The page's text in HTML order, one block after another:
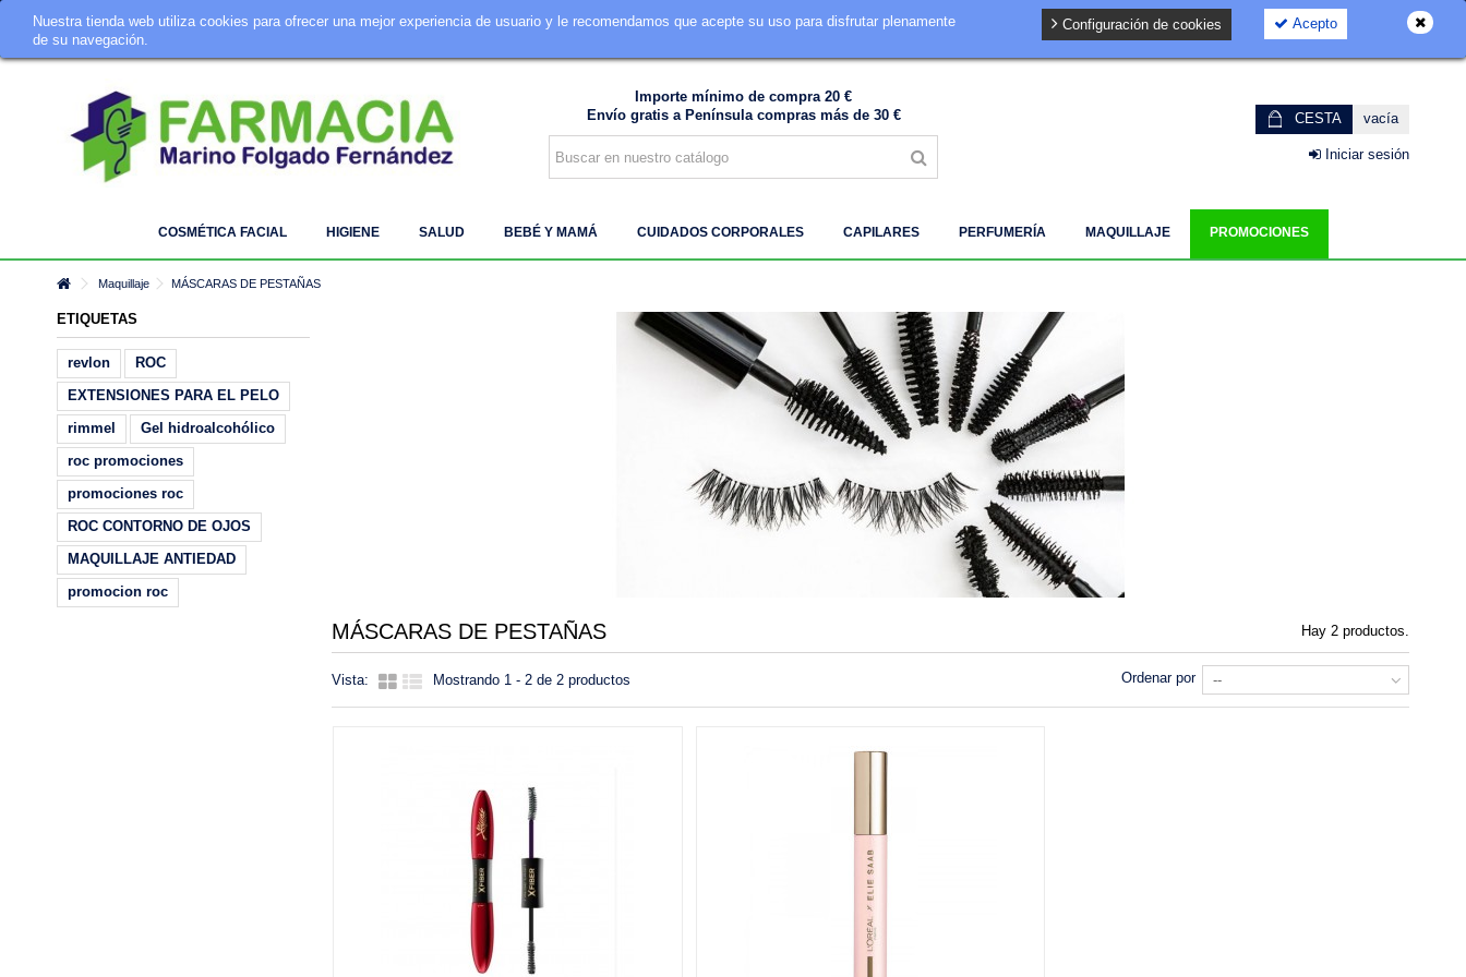
Nuestra tienda web utiliza cookies para ofrecer una mejor experiencia de usuario y le recomendamos que acepte su uso para disfrutar plenamente
de su navegación.
Acepto
Configuración de cookies
Tu Farmacia Online · Telf. 924 342 642 · info@farmaciamarino.es 605 849 828 GDPR
Importe mínimo de compra 20 €
Envío gratis a Península compras más de 30 €
CESTA vacía
Iniciar sesión
COSMÉTICA FACIAL HIGIENE SALUD BEBÉ Y MAMÁ CUIDADOS CORPORALES CAPILARES PERFUMERÍA MAQUILLAJE PROMOCIONES
Maquillaje MÁSCARAS DE PESTAÑAS
MÁSCARAS DE PESTAÑAS Hay 2 productos.
Vista: Mostrando 1 - 2 de 2 productos Ordenar por --
ETIQUETAS
revlon
ROC
EXTENSIONES PARA EL PELO
rimmel
Gel hidroalcohólico
roc promociones
promociones roc
ROC CONTORNO DE OJOS
MAQUILLAJE ANTIEDAD
promocion roc